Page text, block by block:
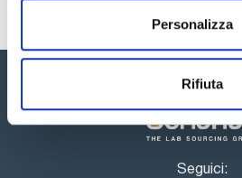
Personalizza
Rifiuta
Seguici: